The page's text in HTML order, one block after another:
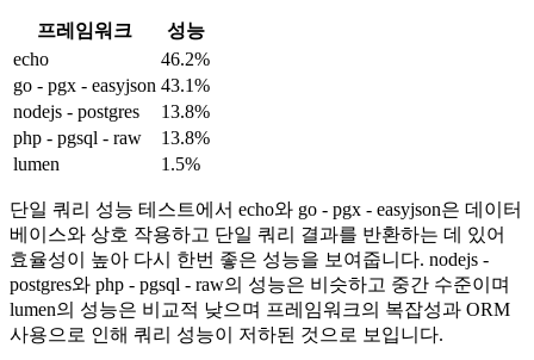
프레임워크
성능
echo
46.2%
go - pgx - easyjson 43.1%
nodejs - postgres
13.8%
php - pgsql - raw
13.8%
lumen
1.5%
단일 쿼리 성능 테스트에서 echo와 go - pgx - easyjson은 데이터
베이스와 상호 작용하고 단일 쿼리 결과를 반환하는 데 있어
효율성이 높아 다시 한번 좋은 성능을 보여줍니다. nodejs -
postgres와 php - pgsql - raw의 성능은 비슷하고 중간 수준이며
lumen의 성능은 비교적 낮으며 프레임워크의 복잡성과 ORM
사용으로 인해 쿼리 성능이 저하된 것으로 보입니다.